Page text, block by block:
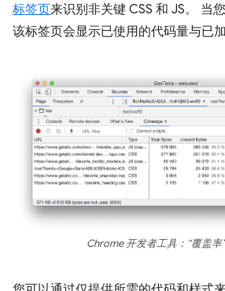
标签页来识别非关键 CSS 和 JS。 当
该标签页会显示已使用的代码量与已
Chrome 开发者工具：“覆盖率”